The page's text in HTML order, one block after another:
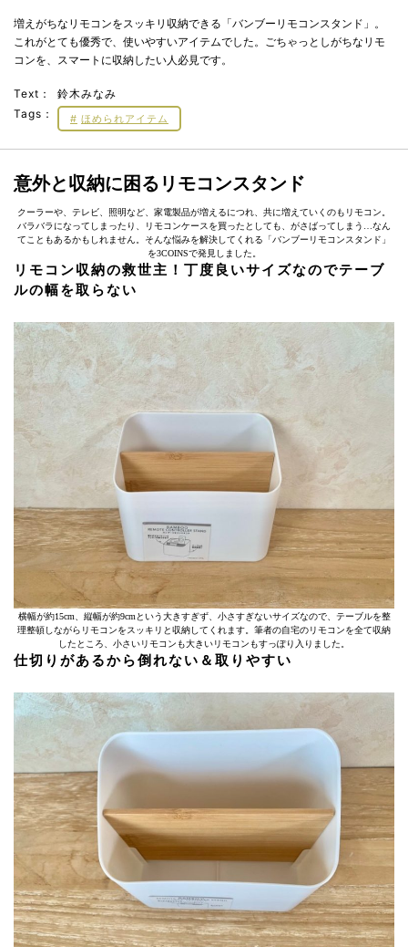
増えがちなリモコンをスッキリ収納できる「バンブーリモコンスタンド」。
これがとても優秀で、使いやすいアイテムでした。ごちゃっとしがちなリモ
コンを、スマートに収納したい人必見です。
Text：
鈴木みなみ
Tags：
ほめられアイテム
意外と収納に困るリモコンスタンド
クーラーや、テレビ、照明など、家電製品が増えるにつれ、共に増えていくのもリモコン。
バラバラになってしまったり、リモコンケースを買ったとしても、がさばってしまう…なん
てこともあるかもしれません。そんな悩みを解決してくれる「バンブーリモコンスタンド」
を3COINSで発見しました。
リモコン収納の救世主！丁度良いサイズなのでテーブ
ルの幅を取らない
横幅が約15cm、縦幅が約9cmという大きすぎず、小さすぎないサイズなので、テーブルを整
理整頓しながらリモコンをスッキリと収納してくれます。筆者の自宅のリモコンを全て収納
したところ、小さいリモコンも大きいリモコンもすっぽり入りました。
仕切りがあるから倒れない＆取りやすい